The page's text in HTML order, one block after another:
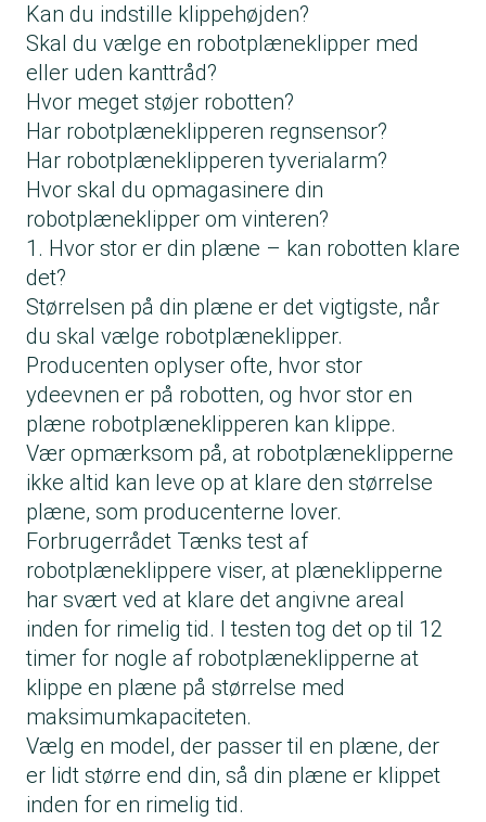
Kan du indstille klippehøjden?
Skal du vælge en robotplæneklipper med
eller uden kanttråd?
Hvor meget støjer robotten?
Har robotplæneklipperen regnsensor?
Har robotplæneklipperen tyverialarm?
Hvor skal du opmagasinere din
robotplæneklipper om vinteren?
1. Hvor stor er din plæne – kan robotten klare
det?
Størrelsen på din plæne er det vigtigste, når
du skal vælge robotplæneklipper.
Producenten oplyser ofte, hvor stor
ydeevnen er på robotten, og hvor stor en
plæne robotplæneklipperen kan klippe.
Vær opmærksom på, at robotplæneklipperne
ikke altid kan leve op at klare den størrelse
plæne, som producenterne lover.
Forbrugerrådet Tænks test af
robotplæneklippere viser, at plæneklipperne
har svært ved at klare det angivne areal
inden for rimelig tid. I testen tog det op til 12
timer for nogle af robotplæneklipperne at
klippe en plæne på størrelse med
maksimumkapaciteten.
Vælg en model, der passer til en plæne, der
er lidt større end din, så din plæne er klippet
inden for en rimelig tid.